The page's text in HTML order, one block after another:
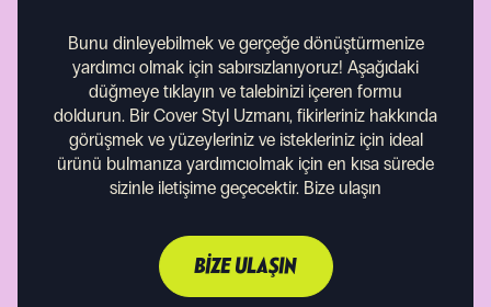
Bunu dinleyebilmek ve gerçeğe dönüştürmenize
yardımcı olmak için sabırsızlanıyoruz! Aşağıdaki
düğmeye tıklayın ve talebinizi içeren formu
doldurun. Bir Cover Styl Uzmanı, fikirleriniz hakkında
görüşmek ve yüzeyleriniz ve istekleriniz için ideal
ürünü bulmanıza yardımcıolmak için en kısa sürede
sizinle iletişime geçecektir. Bize ulaşın
BIZE ULAŞIN